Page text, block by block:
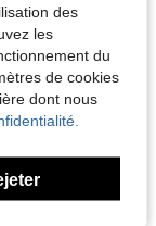
des
les
du
de cookies
dont nous